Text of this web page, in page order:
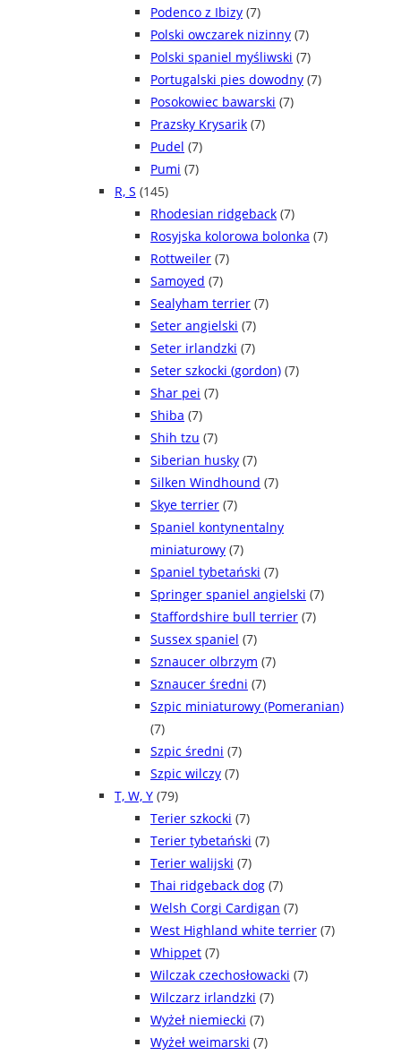
Podenco z Ibizy (7)
Polski owczarek nizinny (7)
Polski spaniel myśliwski (7)
Portugalski pies dowodny (7)
Posokowiec bawarski (7)
Prazsky Krysarik (7)
Pudel (7)
Pumi (7)
R, S (145)
Rhodesian ridgeback (7)
Rosyjska kolorowa bolonka (7)
Rottweiler (7)
Samoyed (7)
Sealyham terrier (7)
Seter angielski (7)
Seter irlandzki (7)
Seter szkocki (gordon) (7)
Shar pei (7)
Shiba (7)
Shih tzu (7)
Siberian husky (7)
Silken Windhound (7)
Skye terrier (7)
Spaniel kontynentalny
miniaturowy (7)
Spaniel tybetański (7)
Springer spaniel angielski (7)
Staffordshire bull terrier (7)
Sussex spaniel (7)
Sznaucer olbrzym (7)
Sznaucer średni (7)
Szpic miniaturowy (Pomeranian)
(7)
Szpic średni (7)
Szpic wilczy (7)
T, W, Y (79)
Terier szkocki (7)
Terier tybetański (7)
Terier walijski (7)
Thai ridgeback dog (7)
Welsh Corgi Cardigan (7)
West Highland white terrier (7)
Whippet (7)
Wilczak czechosłowacki (7)
Wilczarz irlandzki (7)
Wyżeł niemiecki (7)
Wyżeł weimarski (7)